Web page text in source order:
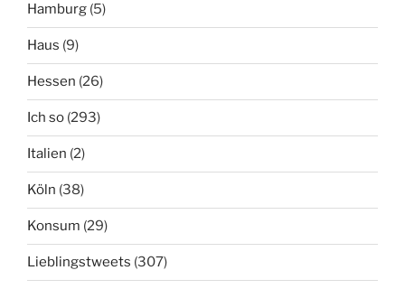
Hamburg (5)
Haus (9)
Hessen (26)
Ich so (293)
Italien (2)
Köln (38)
Konsum (29)
Lieblingstweets (307)